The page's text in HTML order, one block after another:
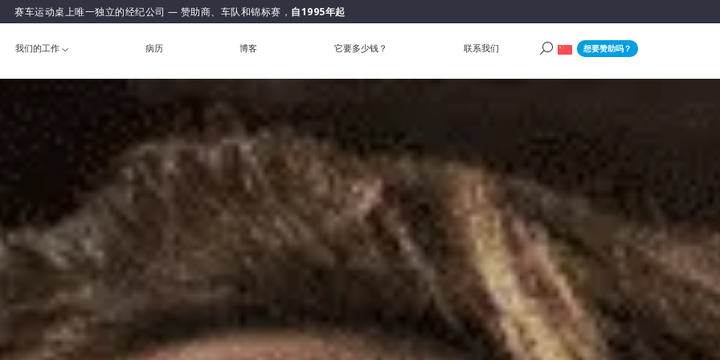
赛车运动桌上唯一独立的经纪公司 — 赞助商、车队和锦标赛， 自1995年起
我们的工作 病历 博客 它要多少钱？ 联系我们 想要赞助吗？